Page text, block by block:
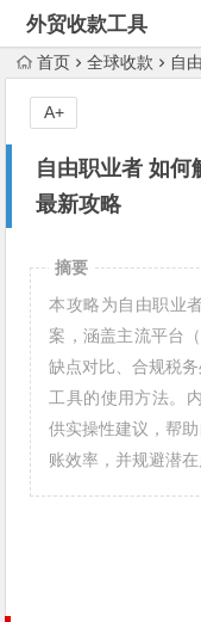
外贸收款工具
首页 全球收款 自
自由职业者 如何
最新攻略
A+
摘要
本攻略为自由职业
案，涵盖主流平台
缺点对比、合规税
工具的使用方法。
供实操性建议，帮
账效率，并规避潜在